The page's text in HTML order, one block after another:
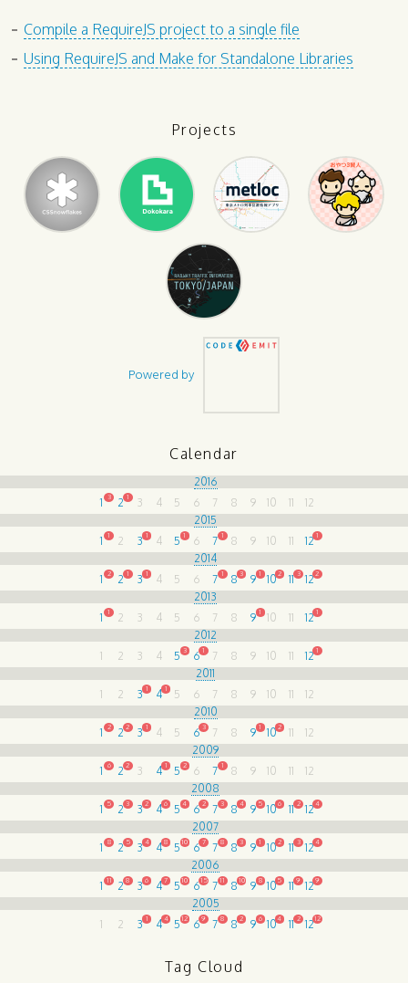
Compile a RequireJS project to a single file
Using RequireJS and Make for Standalone Libraries
Projects
Powered by
Calendar
2016
1 3 2 1 3 4 5 6 7 8 9 10 11
12
2015
1
1 2 3 1 4 5 1 6 7 1 8 9 10 11 121
2014
1 2 2 1 3 1 4 5 6 7 1 8 3 9 1 102 11 3 122
2013
1
1 2 3 4 5 6 7 8 9 1 10 11 121
2012
1
2 3 4 5 3 6 1 7 8 9 10 11 121
2011
1
2 3 1 4 1 5 6 7 8 9 10 11
12
2010
1 2 2 2 3 1 4 5 6 3 7 8 9 1 102 11
12
2009
1 6 2 2 3 4 1 5 2 6 7 1 8 9 10 11
12
2008
1 5 2 3 3 2 4 6 5 4 6 2 7 3 84 9 5 106 11 2 124
2007
1 8 2 5 3 4 4 8 510 6 7 7 8 8 3 9 1 102 11 3 124
2006
1 11 2 8 3 6 4 7 510 615 7 11 810 9 8 105 11 9 129
2005
1
2 3 1 4 4 512 69 7 8 8 2 9 6 104 11 2 1212
Tag Cloud